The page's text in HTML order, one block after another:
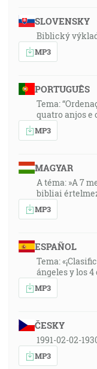
SLOVENSKY
Biblický
MP3
PORTUGUÊS
Tema:
quatro anjos e
MP3
MAGYAR
A téma: »A 7
bibliai
MP3
ESPAÑOL
Tema:
ángeles y los 4
MP3
ČESKY
1991-02-02-
MP3